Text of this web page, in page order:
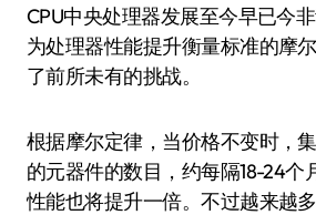
CPU中央处理器发展至今早已今
为处理器性能提升衡量标准的摩
了前所未有的挑战。
根据摩尔定律，当价格不变时，
的元器件的数目，约每隔18-24个
性能也将提升一倍。不过越来越